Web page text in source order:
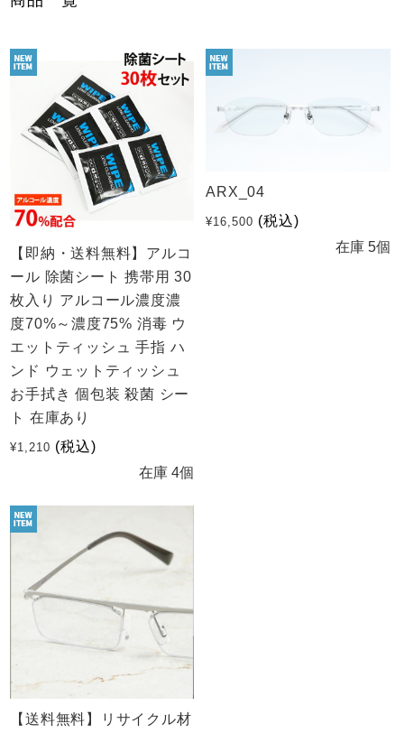
【即納・送料無料】アルコ
ール 除菌シート 携帯用 30
枚入り アルコール濃度濃
度70%～濃度75% 消毒 ウ
エットティッシュ 手指 ハ
ンド ウェットティッシュ
お手拭き 個包装 殺菌 シー
ト 在庫あり
¥1,210 (税込)
在庫 4個
ARX_04
¥16,500 (税込)
在庫 5個
【送料無料】リサイクル材